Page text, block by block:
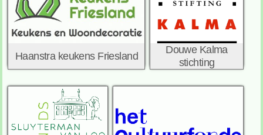
Haanstra keukens Friesland
Douwe Kalma
stichting